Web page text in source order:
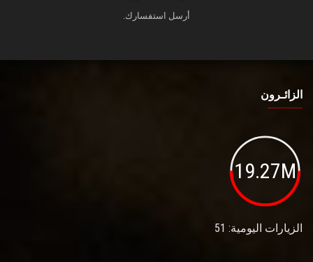
أرسل استفسارك.
الزائـرون
19.27M
الزيارات اليومية: 51